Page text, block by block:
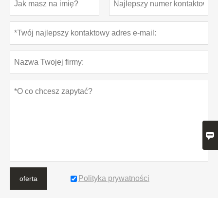
oferta Polityka prywatności
